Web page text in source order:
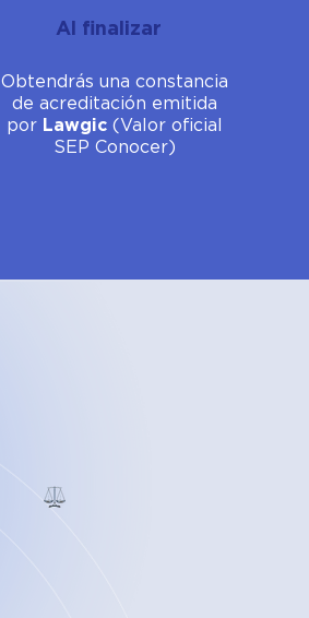
Al finalizar
Obtendrás una constancia
de acreditación emitida
por Lawgic (Valor oficial
SEP Conocer)